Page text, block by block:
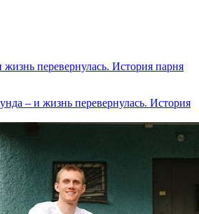
перевернулась. История парня
– и жизнь перевернулась. История